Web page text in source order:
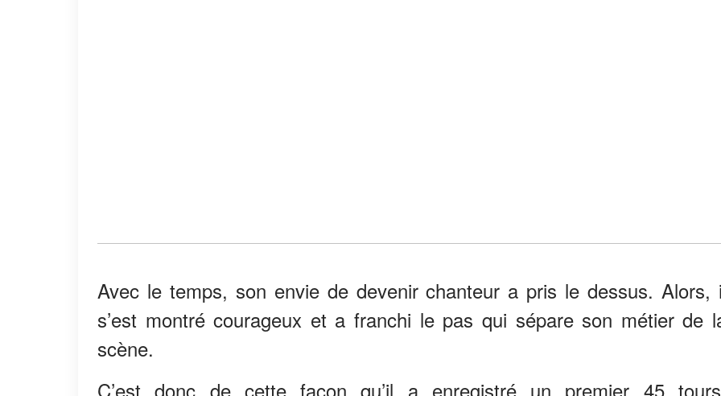
Avec le temps, son envie de devenir chanteur a pris le dessus. Alors,
s’est montré courageux et a franchi le pas qui sépare son métier de
scène.
C’est donc de cette façon qu’il a enregistré un premier 45 tours,